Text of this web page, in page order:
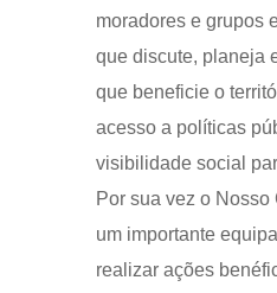
moradores e grupos
que discute, planeja
que beneficie o
acesso a políticas
visibilidade social
Por sua vez o
um importante
realizar ações